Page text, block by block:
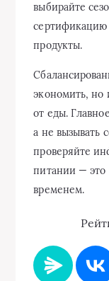
выбирайте
сертификацию
продукты.
экономить, но
от еды.
а не вызывать
проверяйте
питании — это
временем.